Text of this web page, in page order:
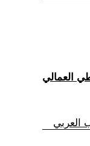
العمالي
العربي